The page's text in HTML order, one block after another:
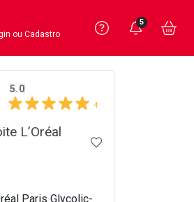
sua Conta
ou Cadastro
Precisa
Ver Recursos
Você
5
5.0
4
L’Oréal
ADICIONAR AOS
Paris Glycolic-